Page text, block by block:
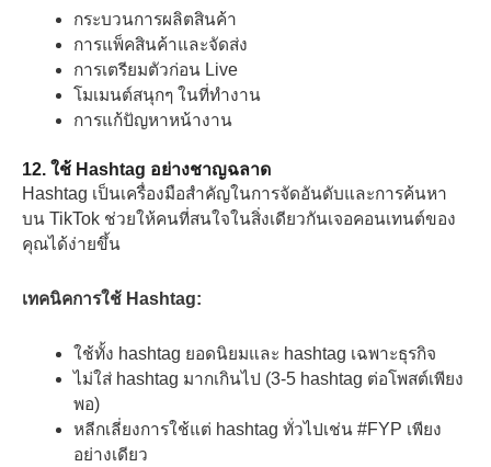
กระบวนการผลิตสินค้า
การแพ็คสินค้าและจัดส่ง
การเตรียมตัวก่อน Live
โมเมนต์สนุกๆ ในที่ทำงาน
การแก้ปัญหาหน้างาน
12. ใช้ Hashtag อย่างชาญฉลาด
Hashtag เป็นเครื่องมือสำคัญในการจัดอันดับและการค้นหา
บน TikTok ช่วยให้คนที่สนใจในสิ่งเดียวกันเจอคอนเทนต์ของ
คุณได้ง่ายขึ้น
เทคนิคการใช้ Hashtag:
ใช้ทั้ง hashtag ยอดนิยมและ hashtag เฉพาะธุรกิจ
ไม่ใส่ hashtag มากเกินไป (3-5 hashtag ต่อโพสต์เพียง
พอ)
หลีกเลี่ยงการใช้แต่ hashtag ทั่วไปเช่น #FYP เพียง
อย่างเดียว